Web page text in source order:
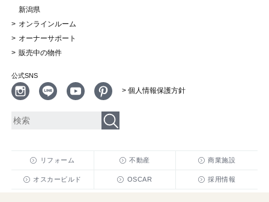
新潟県
オンラインルーム
オーナーサポート
販売中の物件
公式SNS
> 個人情報保護方針
リフォーム 不動産 商業施設
オスカービルド OSCAR 採用情報